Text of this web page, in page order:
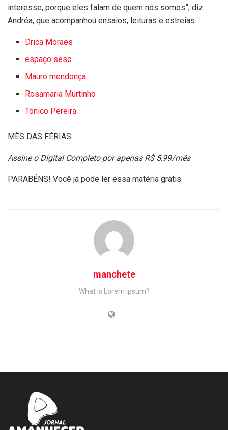
interesse, porque eles falam de quem nós somos”, diz
Andréa, que acompanhou ensaios, leituras e estreias.
Drica Moraes
espaço sesc
Mauro mendonça
Rosamaria Murtinho
Tonico Pereira
MÊS DAS FÉRIAS
Assine o Digital Completo por apenas R$ 5,99/mês
PARABÉNS! Você já pode ler essa matéria grátis.
manchete
What is Lorem Ipsum?